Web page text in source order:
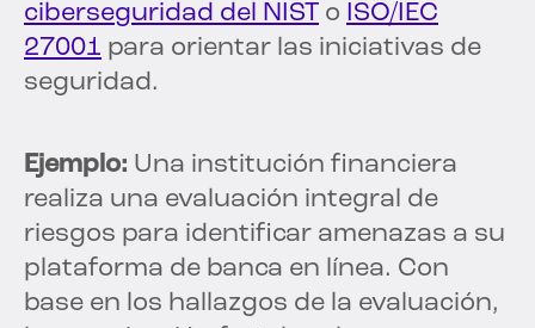
ciberseguridad del NIST o ISO/IEC
27001 para orientar las iniciativas de
seguridad.
Ejemplo: Una institución financiera
realiza una evaluación integral de
riesgos para identificar amenazas a su
plataforma de banca en línea. Con
base en los hallazgos de la evaluación,